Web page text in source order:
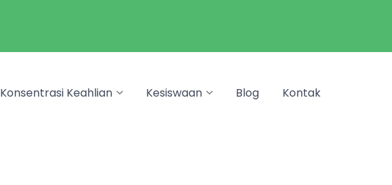
Konsentrasi Keahlian Kesiswaan Blog Kontak